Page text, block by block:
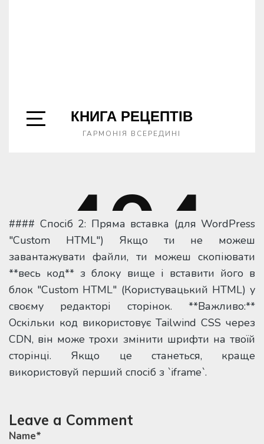
#### Спосіб 2: Пряма вставка (для WordPress
"Custom HTML") Якщо ти не можеш
завантажувати файли, ти можеш скопіювати
**весь код** з блоку вище і вставити його в
блок "Custom HTML" (Користувацький HTML) у
своєму редакторі сторінок. **Важливо:**
Оскільки код використовує Tailwind CSS через
CDN, він може трохи змінити шрифти на твоїй
сторінці. Якщо це станеться, краще
використовуй перший спосіб з `iframe`.
Leave a Comment
Name*